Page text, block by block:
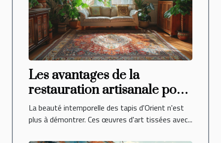
Les avantages de la
restauration artisanale pour
les tapis d'Orient
La beauté intemporelle des tapis d'Orient n'est
plus à démontrer. Ces œuvres d'art tissées avec...